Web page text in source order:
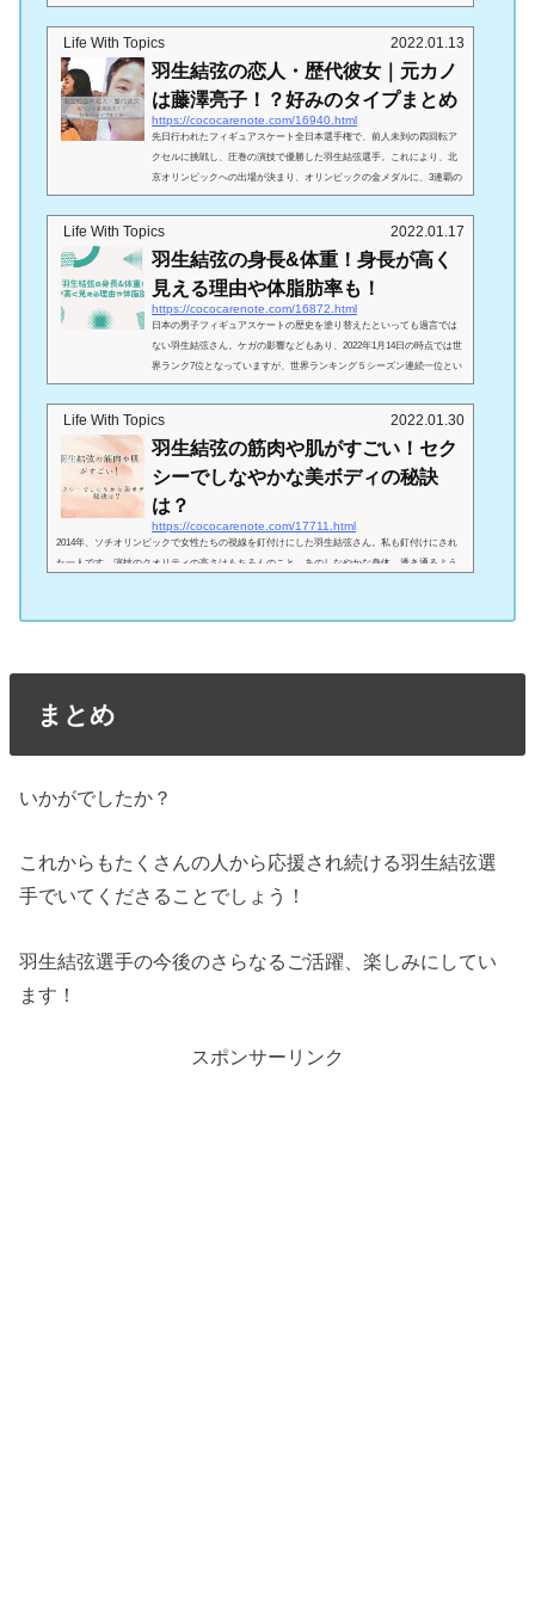
選手の姉・さやさんの年齢や、かわいい顔画像、そして職業などについ
て調査しました！羽生結弦の姉・さやさんの年齢は？引用：yahooニュー
ス羽生結弦選手の姉・さやさんは、羽生選手より４歳年上と言われてい
ます。2022年１月現在、羽生は27歳なので、姉のさやさんの年齢は31歳
ということになりますね。 ちなみに、さやさん...
Life With Topics 2022.01.13
羽生結弦の恋人・歴代彼女｜元カノ
は藤澤亮子！？好みのタイプまとめ
https://cococarenote.com/16940.html
先日行われたフィギュアスケート全日本選手権で、前人未到の四回転ア
クセルに挑戦し、圧巻の演技で優勝した羽生結弦選手。これにより、北
京オリンピックへの出場が決まり、オリンピックの金メダルに、3連覇の
期待が高まっています。今回は、そんな羽生結弦選手の現在の恋人や、
歴代の彼女、また、好きなタイプの女性についてまとめてみました。羽
生結弦の現在の恋人は？羽生選手の現在の彼女とされているのは、藤沢
亮子（ふじさわ ゆきこ）さん。 引用：wiki藤澤亮子さんって、一体
誰？と思ってしまいますよね(;^_^A藤沢亮子とは藤沢...
Life With Topics 2022.01.17
羽生結弦の身長&体重！身長が高く
見える理由や体脂肪率も！
https://cococarenote.com/16872.html
日本の男子フィギュアスケートの歴史を塗り替えたといっても過言では
ない羽生結弦さん。ケガの影響などもあり、2022年1月14日の時点では世
界ランク7位となっていますが、世界ランキング５シーズン連続一位とい
う驚異的な記録を持っています。リンクの上での羽生結弦さんはとても
スタイルが良く美しいですよね。今回は、羽生結弦選手の身長や体重、
身長が高く見える理由や体脂肪率を、徹底的に調査したいと思いま
す！！！その磨き抜かれたスタイルについて、迫ります！羽生結弦の現
在の身長は何センチ？画像引用：サンスポ名前 羽生結...
Life With Topics 2022.01.30
羽生結弦の筋肉や肌がすごい！セク
シーでしなやかな美ボディの秘訣
は？
https://cococarenote.com/17711.html
2014年、ソチオリンピックで女性たちの視線を釘付けにした羽生結弦さん。私も釘付けにされ
た一人です。演技のクオリティの高さはもちろんのこと、あのしなやかな身体。透き通るよう
弦選手のセクシーな筋肉や肌、しなやかな美ボディの秘訣をしっかりと調査していきたいと思
まとめ
いかがでしたか？
これからもたくさんの人から応援され続ける羽生結弦選
手でいてくださることでしょう！
羽生結弦選手の今後のさらなるご活躍、楽しみにしてい
ます！
スポンサーリンク